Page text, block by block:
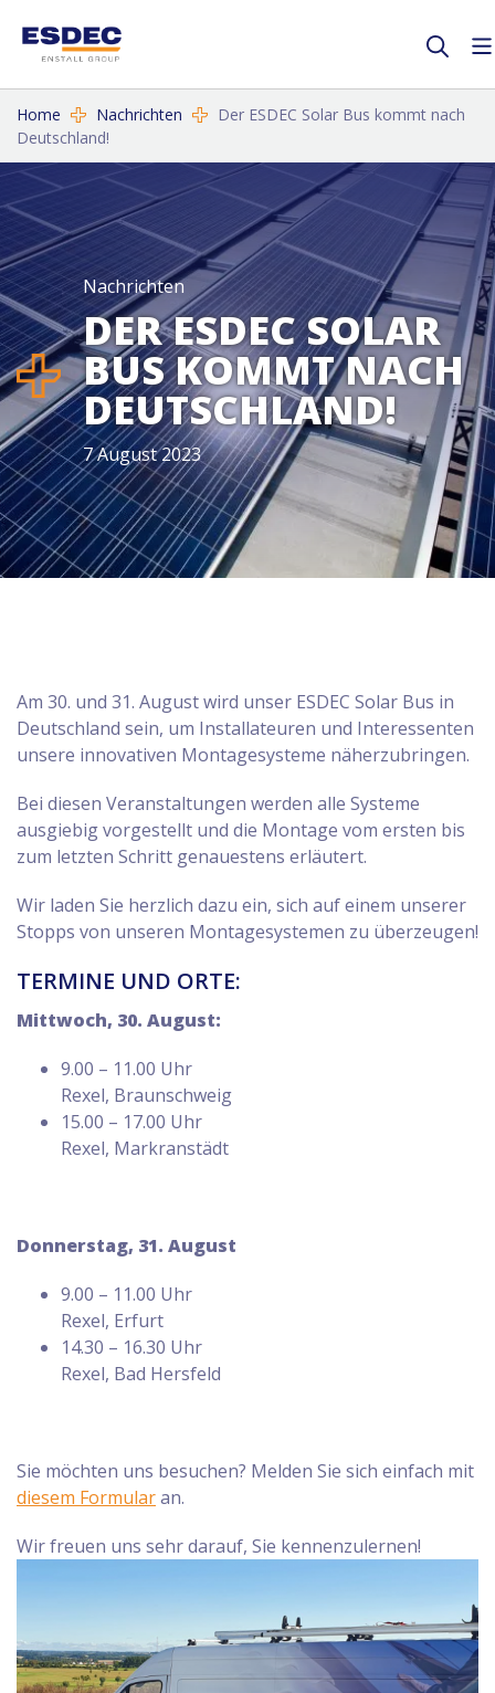
Home Nachrichten
Der ESDEC Solar Bus kommt nach
Deutschland!
Nachrichten
DER ESDEC SOLAR
BUS KOMMT NACH
DEUTSCHLAND!
7 August 2023
Am 30. und 31. August wird unser ESDEC Solar Bus in
Deutschland sein, um Installateuren und Interessenten
unsere innovativen Montagesysteme näherzubringen.
Bei diesen Veranstaltungen werden alle Systeme
ausgiebig vorgestellt und die Montage vom ersten bis
zum letzten Schritt genauestens erläutert.
Wir laden Sie herzlich dazu ein, sich auf einem unserer
Stopps von unseren Montagesystemen zu überzeugen!
TERMINE UND ORTE:
Mittwoch, 30. August:
9.00 – 11.00 Uhr
Rexel, Braunschweig
15.00 – 17.00 Uhr
Rexel, Markranstädt
Donnerstag, 31. August
9.00 – 11.00 Uhr
Rexel, Erfurt
14.30 – 16.30 Uhr
Rexel, Bad Hersfeld
Sie möchten uns besuchen? Melden Sie sich einfach mit
diesem Formularan.
Wir freuen uns sehr darauf, Sie kennenzulernen!